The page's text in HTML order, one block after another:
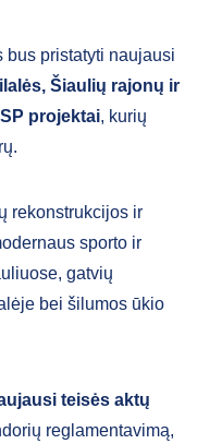
bus pristatyti naujausi
Šiaulių rajonų ir
projektai, kurių
rekonstrukcijos ir
sporto ir
gatvių
bei šilumos ūkio
teisės aktų
reglamentavimą,